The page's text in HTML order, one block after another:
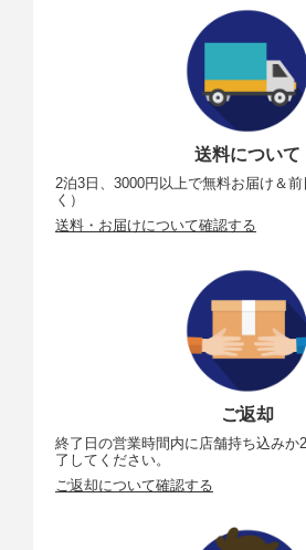
送料について
2泊3日、3000円以上で無料お届け＆
く）
送料・お届けについて確認する
ご返却
終了日の営業時間内に店舗持ち込みか
了してください。
ご返却について確認する